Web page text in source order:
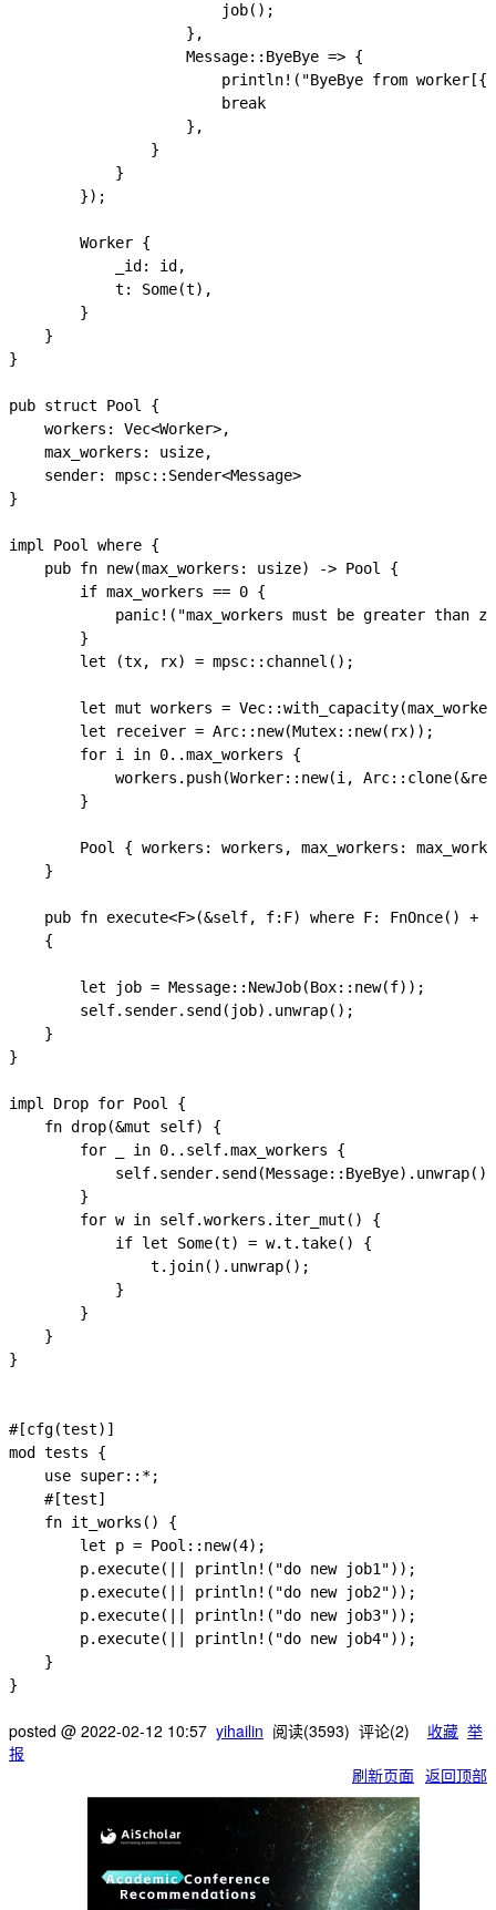
                        job();
                    },
                    Message::ByeBye => {
println!("ByeBye from
                        break
                    },
                }
            }
        });
        Worker {
            _id: id,
            t: Some(t),
        }
    }
}
pub struct Pool {
    workers: Vec<Worker>,
    max_workers: usize,
    sender: mpsc::Sender<Message>
}
impl Pool where {
    pub fn new(max_workers: usize) -> Pool {
        if max_workers == 0 {
panic!("max_workers must be greater than
        }
        let (tx, rx) = mpsc::channel();
let mut workers =
        let receiver = Arc::new(Mutex::new(rx));
        for i in 0..max_workers {
workers.push(Worker::new(i,
        }
Pool { workers: workers, max_workers:
    }
pub fn execute<F>(&self, f:F) where F: FnOnce() +
    {
        let job = Message::NewJob(Box::new(f));
        self.sender.send(job).unwrap();
    }
}
impl Drop for Pool {
    fn drop(&mut self) {
        for _ in 0..self.max_workers {
            self.sender.send(Message::ByeBye).unwrap();
        }
        for w in self.workers.iter_mut() {
            if let Some(t) = w.t.take() {
                t.join().unwrap();
            }
        }
    }
}
#[cfg(test)]
mod tests {
    use super::*;
    #[test]
    fn it_works() {
        let p = Pool::new(4);
        p.execute(|| println!("do new job1"));
        p.execute(|| println!("do new job2"));
        p.execute(|| println!("do new job3"));
        p.execute(|| println!("do new job4"));
    }
posted @ 2022-02-12 10:57 yihailin 阅读(3593) 评论(2) 收藏 举
报
刷新页面 返回顶部